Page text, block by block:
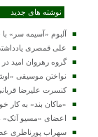
نوشته های جدید
آلبوم «آسیمه سر» با
علی قمصری
گروه رهروان امید
نواختن موسیقی
کنسرت علیرضا
«ماکان بند» به کار
اعضای «مسیو اَتک»
سهراب پورناظری